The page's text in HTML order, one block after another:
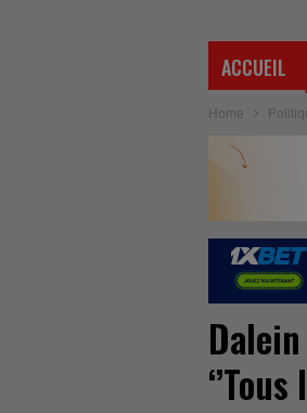
ACCUEIL
Home